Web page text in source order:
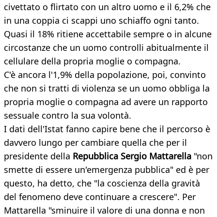
civettato o flirtato con un altro uomo e il 6,2% che
in una coppia ci scappi uno schiaffo ogni tanto.
Quasi il 18% ritiene accettabile sempre o in alcune
circostanze che un uomo controlli abitualmente il
cellulare della propria moglie o compagna.
C'è ancora l'1,9% della popolazione, poi, convinto
che non si tratti di violenza se un uomo obbliga la
propria moglie o compagna ad avere un rapporto
sessuale contro la sua volontà.
I dati dell'Istat fanno capire bene che il percorso è
davvero lungo per cambiare quella che per il
presidente della Repubblica Sergio Mattarella "non
smette di essere un'emergenza pubblica" ed è per
questo, ha detto, che "la coscienza della gravità
del fenomeno deve continuare a crescere". Per
Mattarella "sminuire il valore di una donna e non